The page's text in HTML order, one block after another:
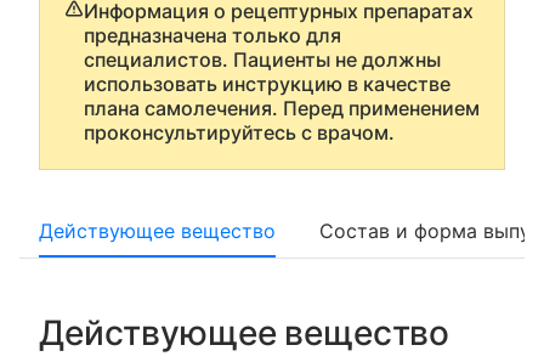
Информация о рецептурных препаратах
предназначена только для
специалистов. Пациенты не должны
использовать инструкцию в качестве
плана самолечения. Перед применением
проконсультируйтесь с врачом.
Действующее вещество Состав и форма
Действующее вещество